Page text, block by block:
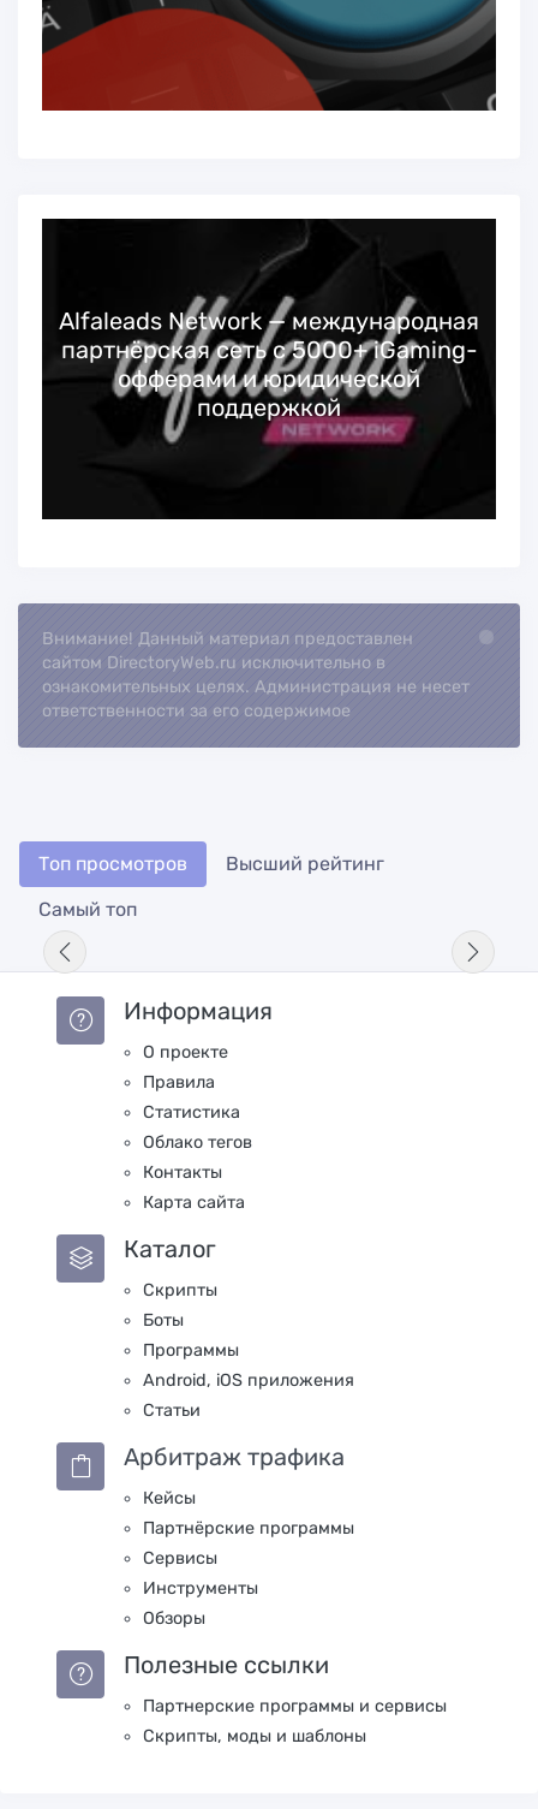
Alfaleads Network — международная
партнёрская сеть с 5000+ iGaming-
офферами и юридической
поддержкой
Внимание! Данный материал предоставлен
сайтом DirectoryWeb.ru исключительно в
ознакомительных целях. Администрация не несет
ответственности за его содержимое
Топ просмотров
Высший рейтинг
Самый топ
Информация
О проекте
Правила
Статистика
Облако тегов
Контакты
Карта сайта
Каталог
Скрипты
Боты
Программы
Android, iOS приложения
Статьи
Арбитраж трафика
Кейсы
Партнёрские программы
Сервисы
Инструменты
Обзоры
Полезные ссылки
Партнерские программы и сервисы
Скрипты, моды и шаблоны